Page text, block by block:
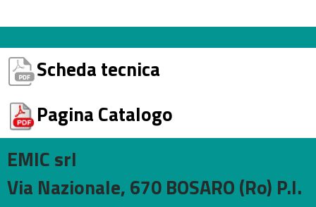
Scheda tecnica
Pagina Catalogo
EMIC srl
Via Nazionale, 670 BOSARO (Ro) P.I.